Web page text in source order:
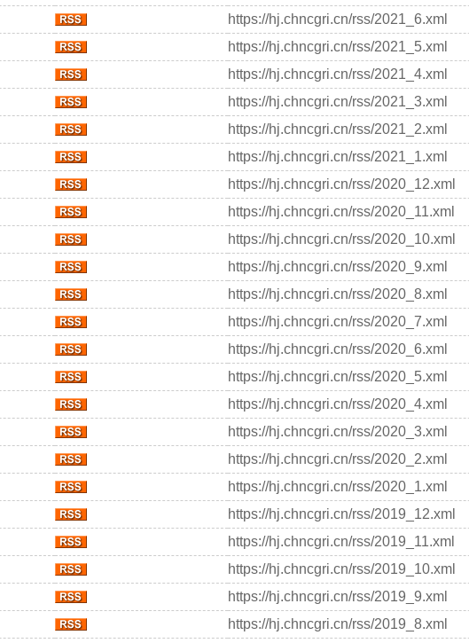
https://hj.chncgri.cn/rss/2021_6.xml
https://hj.chncgri.cn/rss/2021_5.xml
https://hj.chncgri.cn/rss/2021_4.xml
https://hj.chncgri.cn/rss/2021_3.xml
https://hj.chncgri.cn/rss/2021_2.xml
https://hj.chncgri.cn/rss/2021_1.xml
https://hj.chncgri.cn/rss/2020_12.xml
https://hj.chncgri.cn/rss/2020_11.xml
https://hj.chncgri.cn/rss/2020_10.xml
https://hj.chncgri.cn/rss/2020_9.xml
https://hj.chncgri.cn/rss/2020_8.xml
https://hj.chncgri.cn/rss/2020_7.xml
https://hj.chncgri.cn/rss/2020_6.xml
https://hj.chncgri.cn/rss/2020_5.xml
https://hj.chncgri.cn/rss/2020_4.xml
https://hj.chncgri.cn/rss/2020_3.xml
https://hj.chncgri.cn/rss/2020_2.xml
https://hj.chncgri.cn/rss/2020_1.xml
https://hj.chncgri.cn/rss/2019_12.xml
https://hj.chncgri.cn/rss/2019_11.xml
https://hj.chncgri.cn/rss/2019_10.xml
https://hj.chncgri.cn/rss/2019_9.xml
https://hj.chncgri.cn/rss/2019_8.xml